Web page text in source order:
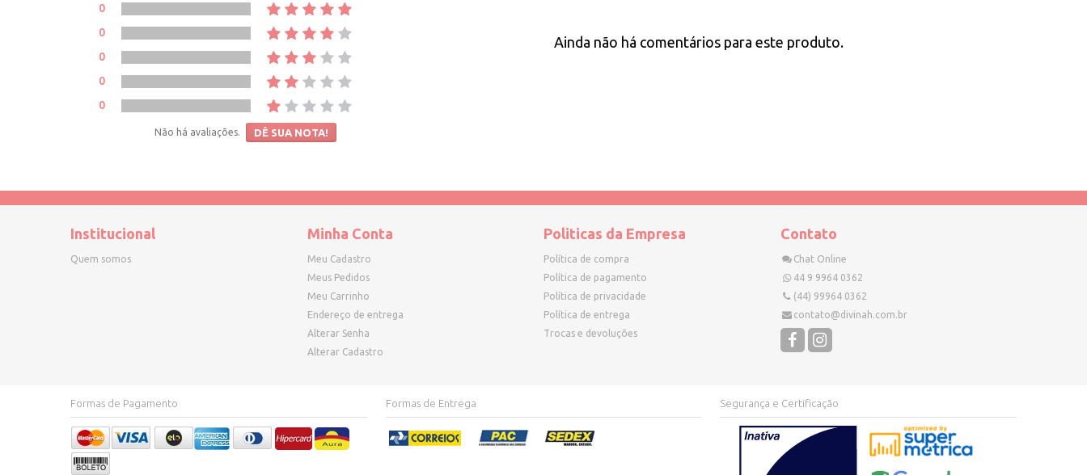
Ainda não há comentários para este produto.
0
0
0
0
0
Não há avaliações. DÊ SUA NOTA!
Institucional
Quem somos
Minha Conta
Meu Cadastro
Meus Pedidos
Meu Carrinho
Endereço de entrega
Alterar Senha
Alterar Cadastro
Politicas da Empresa
Política de compra
Política de pagamento
Política de privacidade
Política de entrega
Trocas e devoluções
Contato
Chat Online
44 9 9964 0362
(44) 99964 0362
contato@divinah.com.br
Formas de Pagamento Formas de Entrega Segurança e Certificação